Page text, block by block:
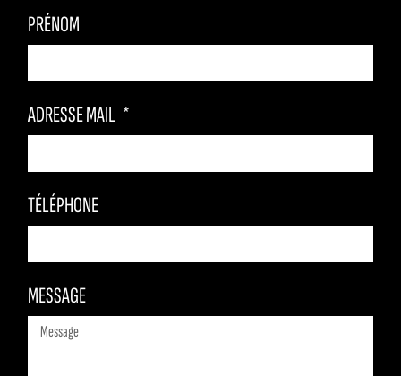
PRÉNOM
ADRESSE MAIL
TÉLÉPHONE
MESSAGE